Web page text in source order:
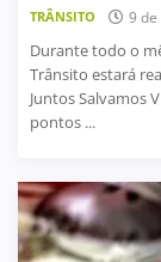
TRÂNSITO 9 de
Durante todo o
Trânsito estará
Juntos Salvamos
pontos ...